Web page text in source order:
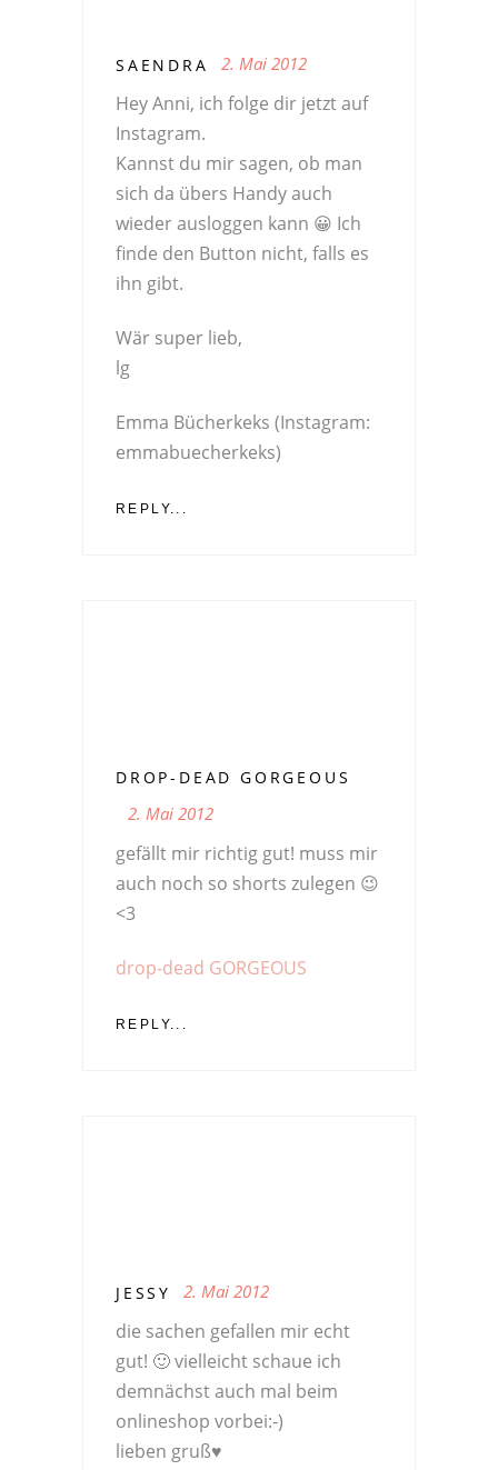
SAENDRA 2. Mai 2012
Hey Anni, ich folge dir jetzt auf
Instagram.
Kannst du mir sagen, ob man
sich da übers Handy auch
wieder ausloggen kann 😀 Ich
finde den Button nicht, falls es
ihn gibt.
Wär super lieb,
lg
Emma Bücherkeks (Instagram:
emmabuecherkeks)
REPLY...
DROP-DEAD GORGEOUS
2. Mai 2012
gefällt mir richtig gut! muss mir
auch noch so shorts zulegen 😉
<3
drop-dead GORGEOUS
REPLY...
JESSY 2. Mai 2012
die sachen gefallen mir echt
gut! 🙂 vielleicht schaue ich
demnächst auch mal beim
onlineshop vorbei:-)
lieben gruß♥